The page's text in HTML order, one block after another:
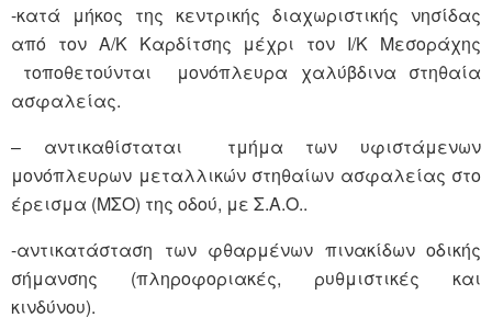
-κατά μήκος της κεντρικής διαχωριστικής νησίδας
από τον Α/Κ Καρδίτσης μέχρι τον Ι/Κ Μεσοράχης
τοποθετούνται μονόπλευρα χαλύβδινα στηθαία
ασφαλείας.
– αντικαθίσταται τμήμα των υφιστάμενων
μονόπλευρων μεταλλικών στηθαίων ασφαλείας στο
έρεισμα (ΜΣΟ) της οδού, με Σ.Α.Ο..
-αντικατάσταση των φθαρμένων πινακίδων οδικής
σήμανσης (πληροφοριακές, ρυθμιστικές και
κινδύνου).